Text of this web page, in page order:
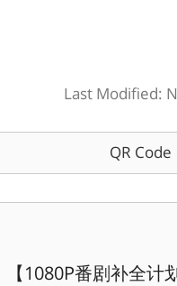
Last Modified:
QR Code
【1080P番剧补全